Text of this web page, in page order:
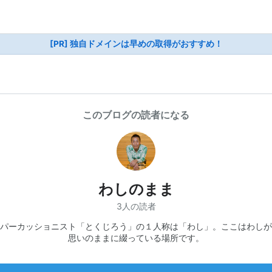
[PR] 独自ドメインは早めの取得がおすすめ！
このブログの読者になる
わしのまま
3人の読者
ーカッショニスト「とくじろう」の１人称は「わし」。ここはわし
思いのままに綴っている場所です。